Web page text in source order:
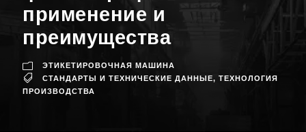
применение и
преимущества
ЭТИКЕТИРОВОЧНАЯ МАШИНА
СТАНДАРТЫ И ТЕХНИЧЕСКИЕ ДАННЫЕ, ТЕХНОЛОГИЯ
ПРОИЗВОДСТВА